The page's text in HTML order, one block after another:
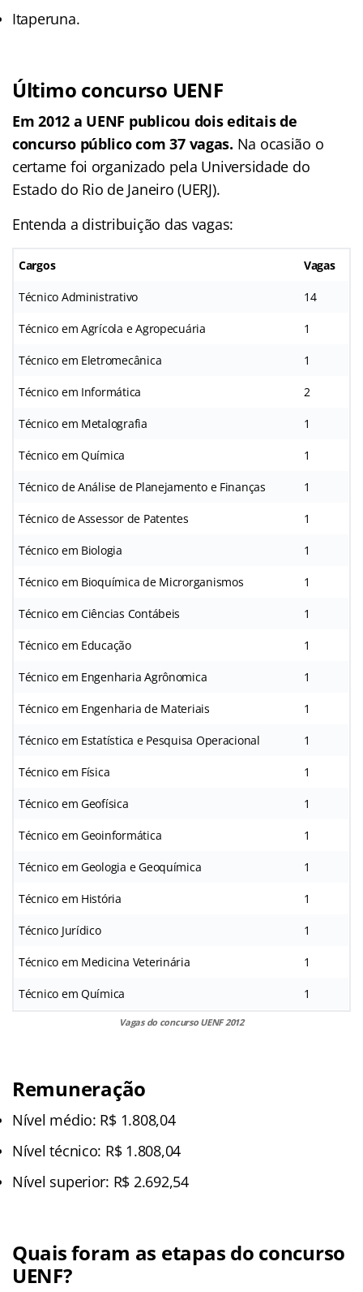
Itaperuna.
Último concurso UENF
Em 2012 a UENF publicou dois editais de
concurso público com 37 vagas. Na ocasião o
certame foi organizado pela Universidade do
Estado do Rio de Janeiro (UERJ).
Entenda a distribuição das vagas:
Cargos Vagas
Técnico Administrativo 14
Técnico em Agrícola e Agropecuária 1
Técnico em Eletromecânica 1
Técnico em Informática 2
Técnico em Metalografia 1
Técnico em Química 1
Técnico de Análise de Planejamento e Finanças 1
Técnico de Assessor de Patentes 1
Técnico em Biologia 1
Técnico em Bioquímica de Microrganismos 1
Técnico em Ciências Contábeis 1
Técnico em Educação 1
Técnico em Engenharia Agrônomica 1
Técnico em Engenharia de Materiais 1
Técnico em Estatística e Pesquisa Operacional 1
Técnico em Física 1
Técnico em Geofísica 1
Técnico em Geoinformática 1
Técnico em Geologia e Geoquímica 1
Técnico em História 1
Técnico Jurídico 1
Técnico em Medicina Veterinária 1
Técnico em Química 1
Vagas do concurso UENF 2012
Remuneração
Nível médio: R$ 1.808,04
Nível técnico: R$ 1.808,04
Nível superior: R$ 2.692,54
Quais foram as etapas do concurso
UENF?